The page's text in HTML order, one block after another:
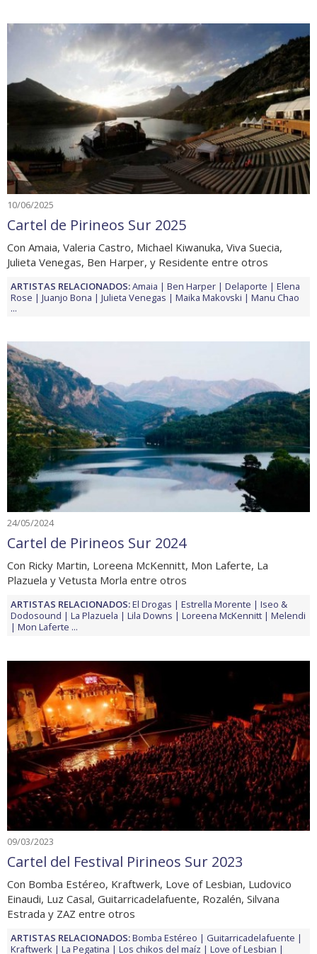
10/06/2025
Cartel de Pirineos Sur 2025
Con Amaia, Valeria Castro, Michael Kiwanuka, Viva Suecia,
Julieta Venegas, Ben Harper, y Residente entre otros
ARTISTAS RELACIONADOS:Amaia Ben Harper Delaporte
Elena
Rose
Juanjo Bona Julieta Venegas Maika Makovski
Manu Chao
...
24/05/2024
Cartel de Pirineos Sur 2024
Con Ricky Martin, Loreena McKennitt, Mon Laferte, La
Plazuela y Vetusta Morla entre otros
ARTISTAS RELACIONADOS:El Drogas Estrella Morente
Iseo &
Dodosound
La Plazuela Lila Downs Loreena McKennitt
Melendi
Mon Laferte ...
09/03/2023
Cartel del Festival Pirineos Sur 2023
Con Bomba Estéreo, Kraftwerk, Love of Lesbian, Ludovico
Einaudi, Luz Casal, Guitarricadelafuente, Rozalén, Silvana
Estrada y ZAZ entre otros
ARTISTAS RELACIONADOS:Bomba Estéreo
Guitarricadelafuente
Kraftwerk
La Pegatina Los chikos del maíz Love of Lesbian